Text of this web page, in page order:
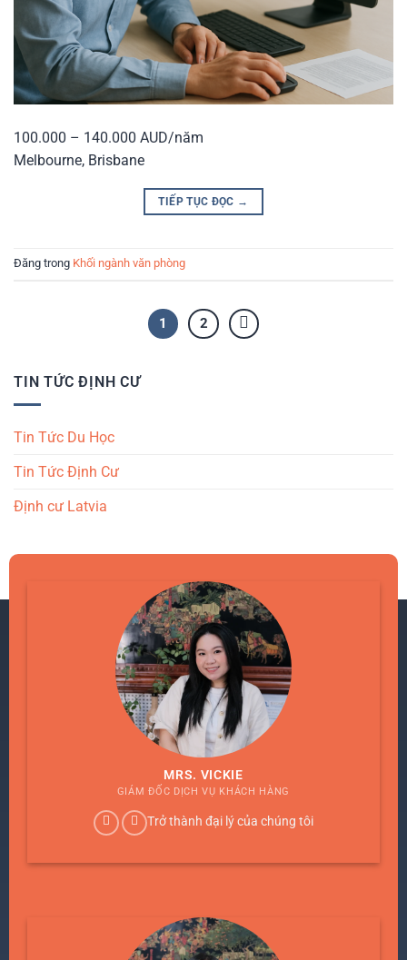
100.000 – 140.000 AUD/năm
Melbourne, Brisbane
TIẾP TỤC ĐỌC →
Đăng trong Khối ngành văn phòng
1 2
TIN TỨC ĐỊNH CƯ
Tin Tức Du Học
Tin Tức Định Cư
Định cư Latvia
MRS. VICKIE
GIÁM ĐỐC DỊCH VỤ KHÁCH HÀNG
Trở thành đại lý của chúng tôi